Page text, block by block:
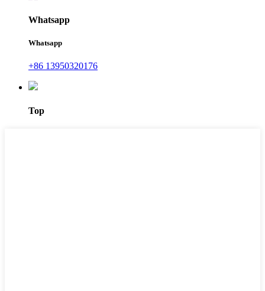
Whatsapp
Whatsapp
+86 13950320176
Top